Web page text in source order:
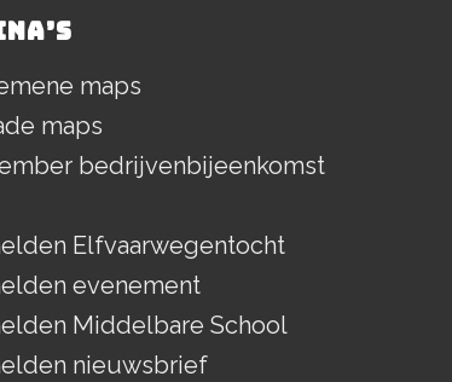
maps
maps
bedrijvenbijeenkomst
Elfvaarwegentocht
evenement
Middelbare School
nieuwsbrief